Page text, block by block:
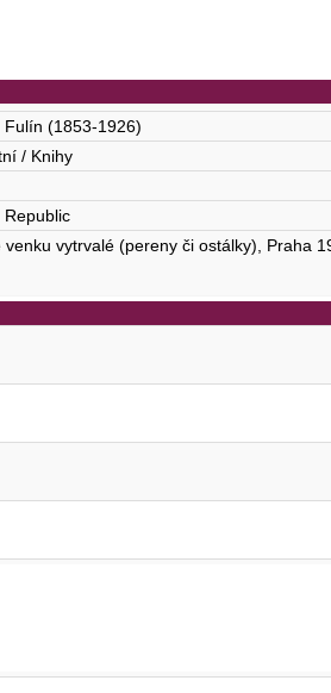
Fulín (1853-1926)
/ Knihy
Republic
vytrvalé (pereny či ostálky), Praha